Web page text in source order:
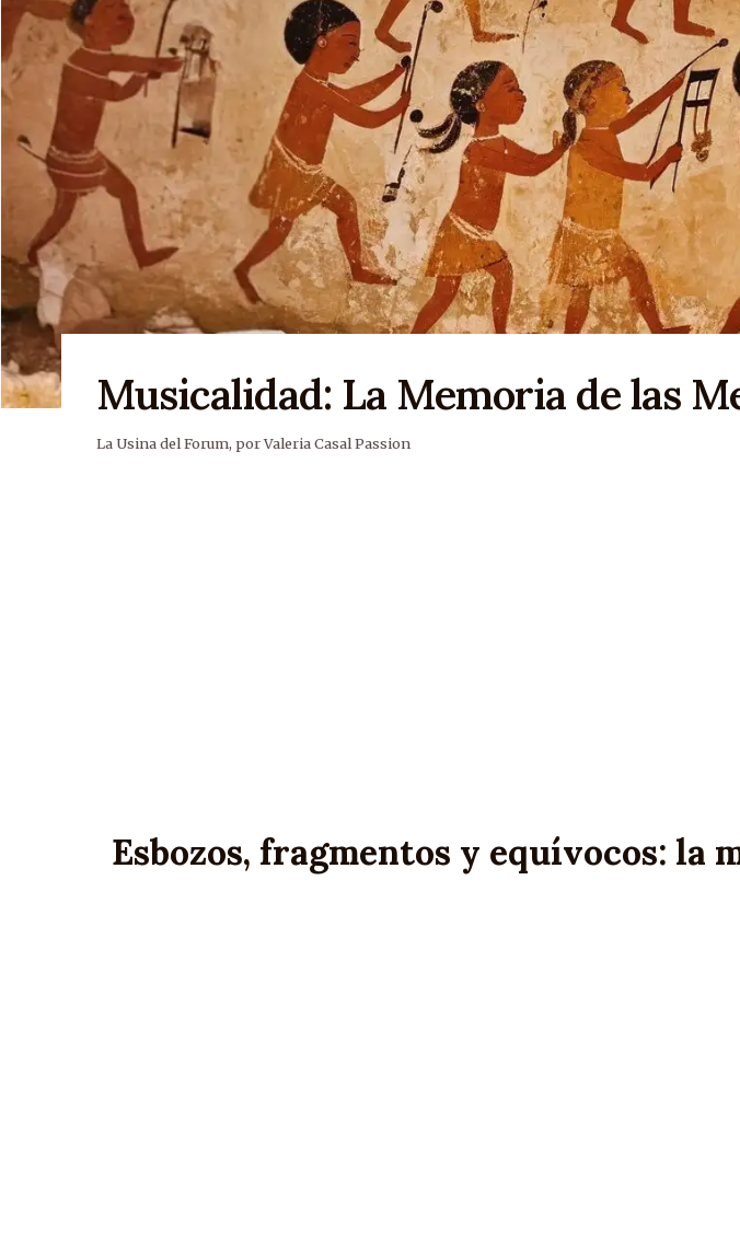
Musicalidad: La Memoria de las
La Usina del Forum, por Valeria Casal Passion
Esbozos, fragmentos y equívocos: la